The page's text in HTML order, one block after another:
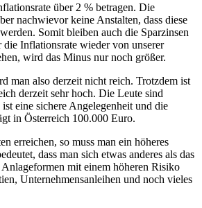
über 2 % betragen. Die
nachwievor keine Anstalten, dass diese
Somit bleiben auch die Sparzinsen
Inflationsrate wieder von unserer
wird das Minus nur noch größer.
man also derzeit nicht reich. Trotzdem ist
derzeit sehr hoch. Die Leute sind
eine sichere Angelegenheit und die
in Österreich 100.000 Euro.
erreichen, so muss man ein höheres
dass man sich etwas anderes als das
Anlageformen mit einem höheren Risiko
Unternehmensanleihen und noch vieles